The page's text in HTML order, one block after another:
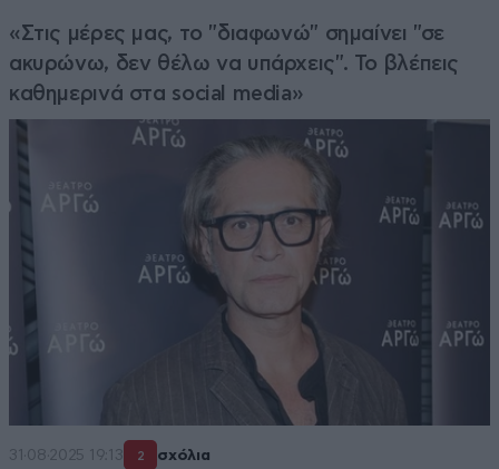
«Στις μέρες μας, το "διαφωνώ" σημαίνει "σε
ακυρώνω, δεν θέλω να υπάρχεις". Το βλέπεις
καθημερινά στα social media»
31·08·2025 19:13 2 σχόλια